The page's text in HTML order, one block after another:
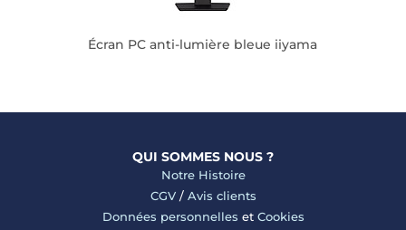
Écran PC anti-lumière bleue iiyama
QUI SOMMES NOUS ?
Notre Histoire
CGV/ Avis clients
Données personnelles et Cookies